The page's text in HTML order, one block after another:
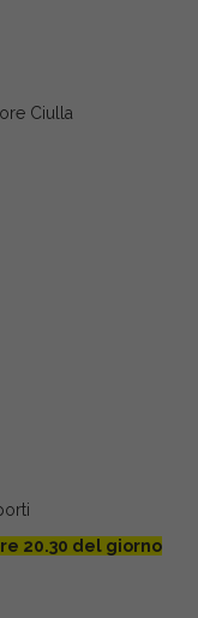
Ciulla
20.30 del giorno